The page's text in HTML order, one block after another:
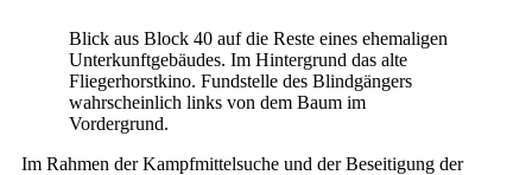
Blick aus Block 40 auf die Reste eines ehemaligen
Unterkunftgebäudes. Im Hintergrund das alte
Fliegerhorstkino. Fundstelle des Blindgängers
wahrscheinlich links von dem Baum im
Vordergrund.
Im Rahmen der Kampfmittelsuche und der Beseitigung der